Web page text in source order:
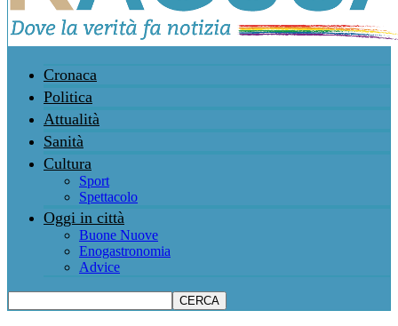
Cronaca
Politica
Attualità
Sanità
Cultura
Sport
Spettacolo
Oggi in città
Buone Nuove
Enogastronomia
Advice